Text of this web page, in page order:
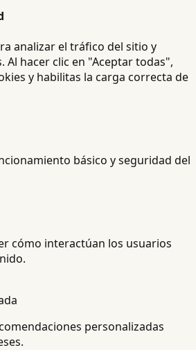
analizar el tráfico del sitio y
Al hacer clic en "Aceptar todas",
y habilitas la carga correcta de
básico y seguridad del
cómo interactúan los usuarios
personalizadas